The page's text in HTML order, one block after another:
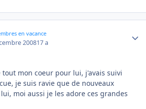
en vacance
200817 a
tout mon coeur pour lui, j'avais suivi
je suis ravie que de nouveaux
moi aussi je les adore ces grandes